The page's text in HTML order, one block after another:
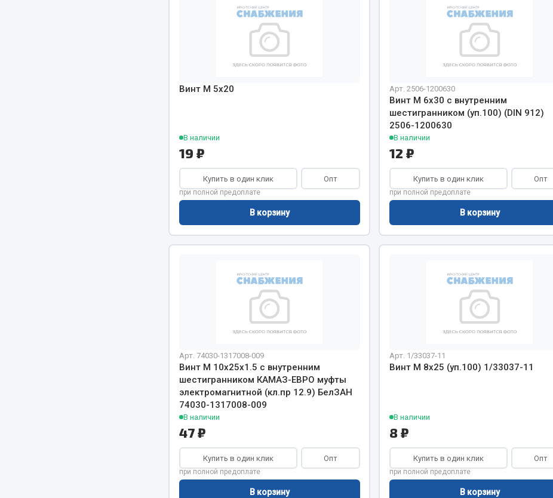
Весь раздел Весь раздел
Запчасти Урал
Мост задний
Тормозная система
Запчасти ЯМЗ
Система питания
Система выпуска газа
Система охлаждения
Коробка передач
Тормозная система
Показать ещё
Подвеска
Двигатель
Система охлаждения
Сцепление
Ось передняя
Тормозная система
Электрооборудование
Дифа
Подшипники Стяжки, тросы, канаты
Винт М 5х20
В наличии
19 ₽
Купить в один клик Опт
при полной предоплате
В корзину
Арт. 2506-1200630
Винт М 6х30 с внутренним
шестигранником (уп.100) (DIN 912)
2506-1200630
В наличии
12 ₽
Купить в один клик Опт
при полной предоплате
В корзину
Арт. 74030-1317008-009
Винт М 10х25х1.5 с внутренним
шестигранником КАМАЗ-ЕВРО муфты
электромагнитной (кл.пр 12.9) БелЗАН
74030-1317008-009
В наличии
47 ₽
Купить в один клик Опт
при полной предоплате
В корзину
Арт. 1/33037-11
Винт М 8х25 (уп.100) 1/33037-11
В наличии
8 ₽
Купить в один клик Опт
при полной предоплате
В корзину